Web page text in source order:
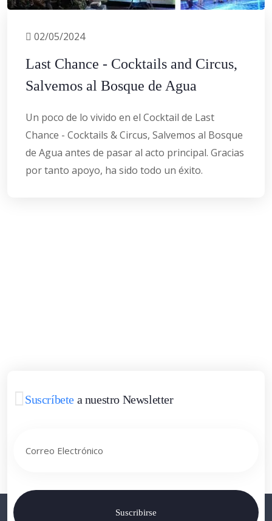
02/05/2024
Last Chance - Cocktails and Circus,
Salvemos al Bosque de Agua
Un poco de lo vivido en el Cocktail de Last
Chance - Cocktails & Circus, Salvemos al Bosque
de Agua antes de pasar al acto principal. Gracias
por tanto apoyo, ha sido todo un éxito.
Suscríbete a nuestro Newsletter
Suscribirse